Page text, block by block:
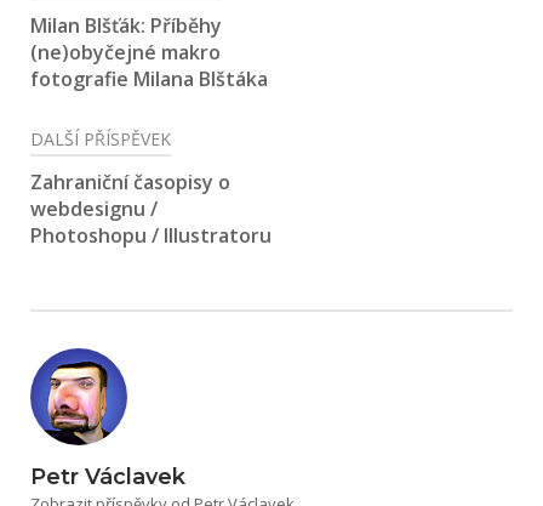
pro
příspěvek
Milan Blšťák: Příběhy
(ne)obyčejné makro
fotografie Milana Blštáka
DALŠÍ PŘÍSPĚVEK
Zahraniční časopisy o
webdesignu /
Photoshopu / Illustratoru
Petr Václavek